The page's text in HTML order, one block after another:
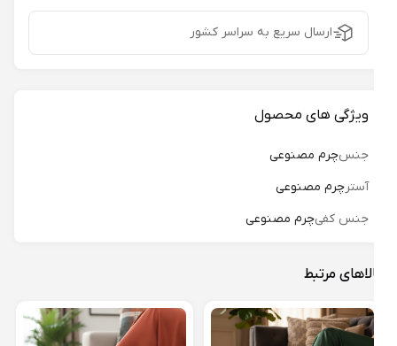
ارسال سریع به سراسر کشور
ویژگی های محصول
جنسچرم مصنوعی
آسترچرم مصنوعی
جنس کفی چرم مصنوعی
مرتبط